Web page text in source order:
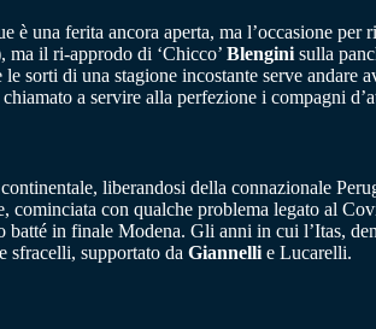
una ferita ancora aperta, ma l’occasione
ma il ri-approdo di ‘Chicco’ Blenginisulla
di una stagione incostante serve andare
chiamato a servire alla perfezione i compagni
liberandosi della connazionale
cominciata con qualche problema legato al
in finale Modena. Gli anni in cui l’Itas,
sfracelli, supportato da Giannelli e Lucarelli.